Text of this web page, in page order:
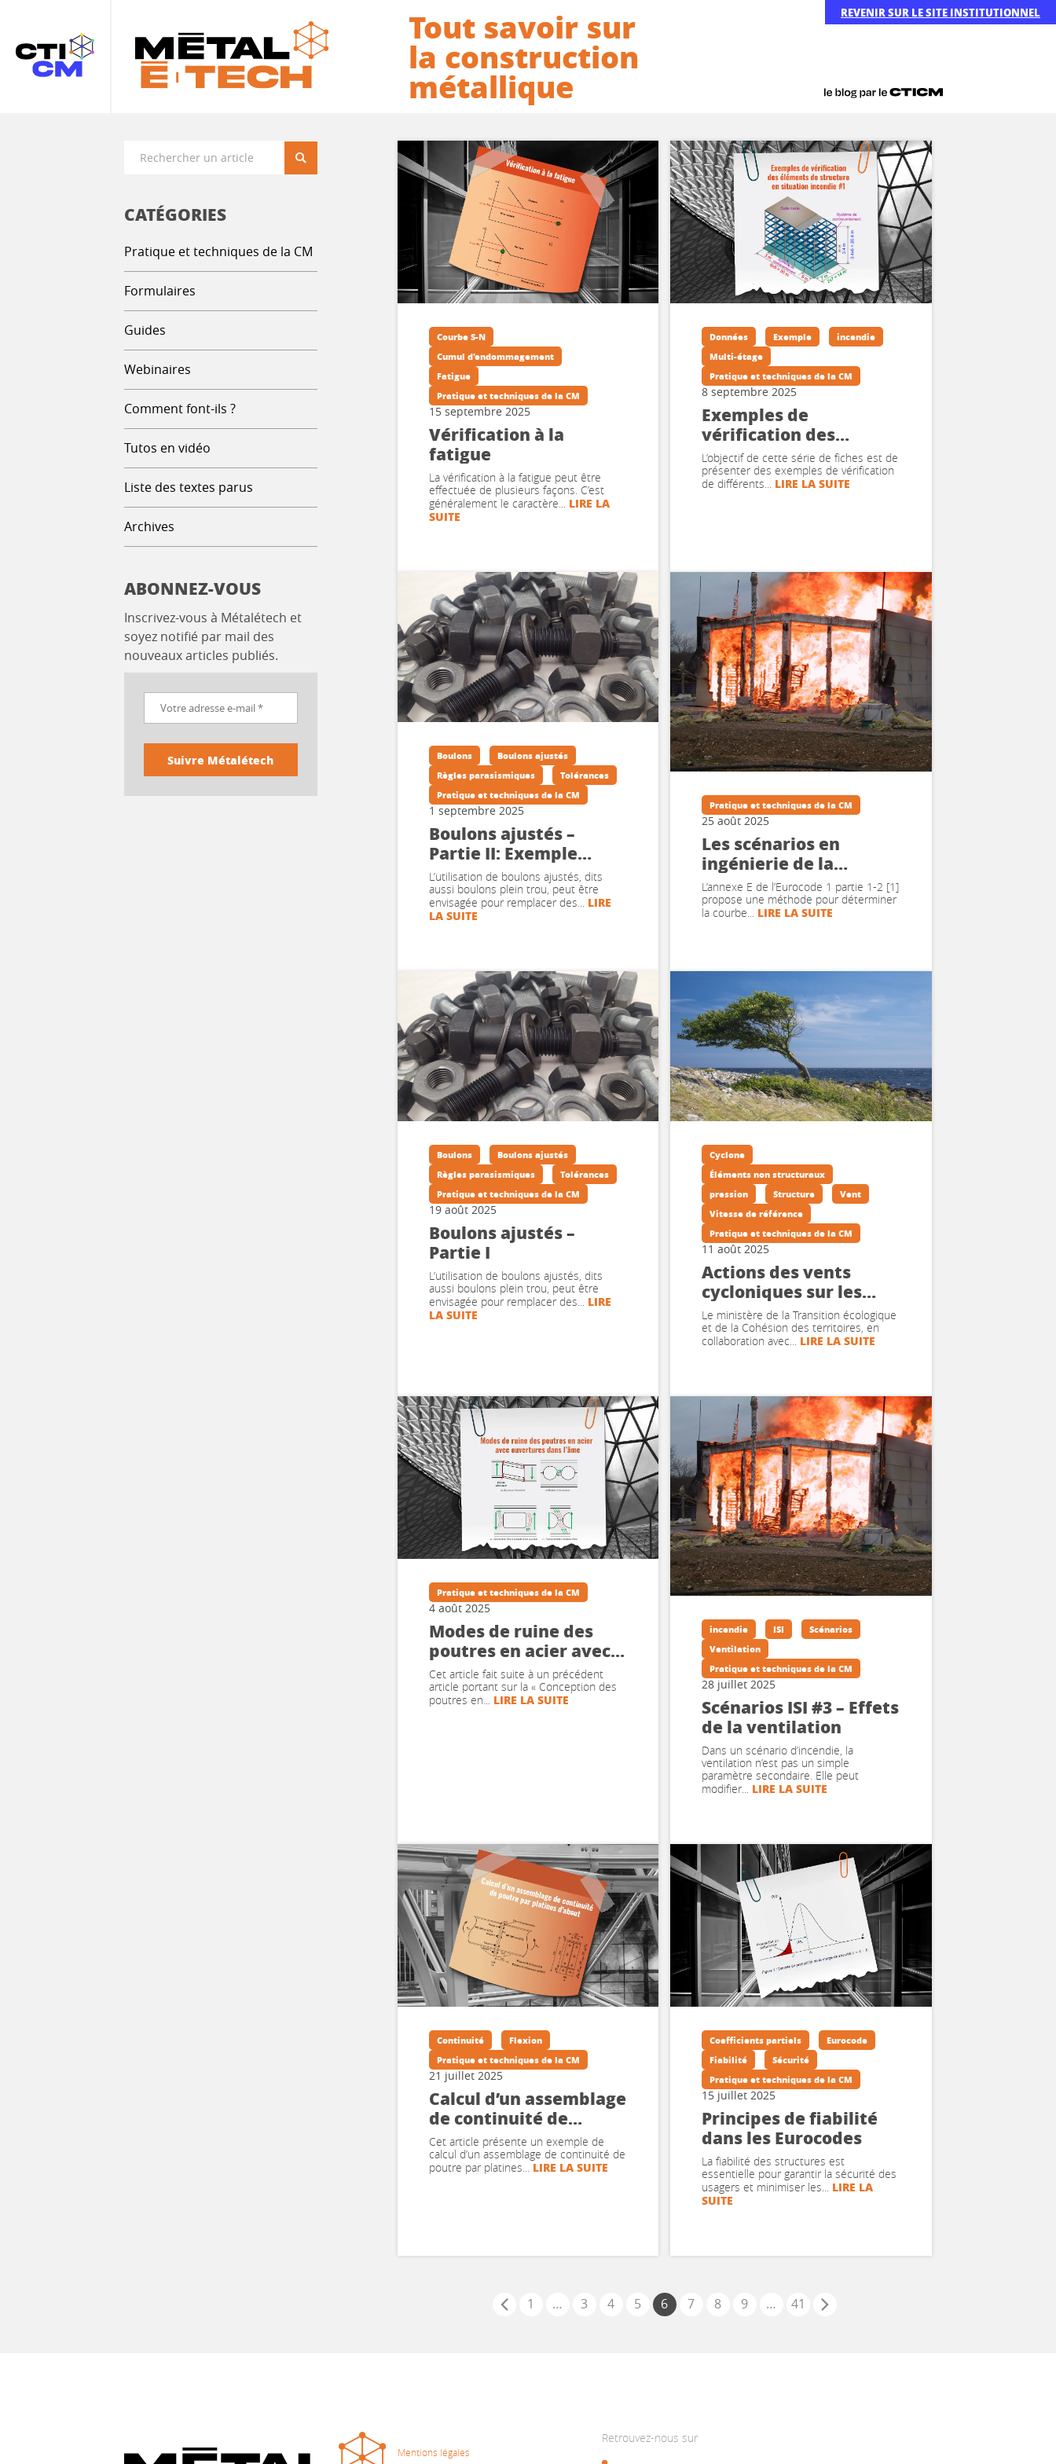
Tout savoir sur
la construction
métallique
REVENIR SUR LE SITE INSTITUTIONNEL
Rechercher
CATÉGORIES
Pratique et techniques de la CM
Formulaires
Guides
Webinaires
Comment font-ils ?
Tutos en vidéo
Liste des textes parus
Archives
ABONNEZ-VOUS
Inscrivez-vous à Métalétech et
soyez notifié par mail des
nouveaux articles publiés.
Courbe S-N
Cumul d'endommagement
Fatigue
Pratique et techniques de la CM
15 septembre 2025
Vérification à la
fatigue
La vérification à la fatigue peut être
effectuée de plusieurs façons. C’est
généralement le caractère... LIRE LA
SUITE
Données Exemple
incendie
Multi-étage
Pratique et techniques de la CM
8 septembre 2025
Exemples de
vérification des
éléments de structure
en situation
incendie #1 – Données
L’objectif de cette série de fiches est de
présenter des exemples de vérification
de différents... LIRE LA SUITE
Boulons
Boulons ajustés
Règles parasismiques
Tolérances
Pratique et techniques de la CM
1 septembre 2025
Boulons ajustés –
Partie II: Exemple
d’application
numérique
L’utilisation de boulons ajustés, dits
aussi boulons plein trou, peut être
envisagée pour remplacer des... LIRE
LA SUITE
Pratique et techniques de la CM
25 août 2025
Les scénarios en
ingénierie de la
sécurité incendie #4 –
exemples d’application
L’annexe E de l’Eurocode 1 partie 1-2 [1]
propose une méthode pour déterminer
la courbe... LIRE LA SUITE
Boulons
Boulons ajustés
Règles parasismiques
Tolérances
Pratique et techniques de la CM
19 août 2025
Boulons ajustés –
Partie I
L’utilisation de boulons ajustés, dits
aussi boulons plein trou, peut être
envisagée pour remplacer des... LIRE
LA SUITE
Cyclone
Éléments non structuraux
pression
Structure
Vent
Vitesse de référence
Pratique et techniques de la CM
11 août 2025
Actions des vents
cycloniques sur les
constructions en
Guadeloupe et en
Martinique
Le ministère de la Transition écologique
et de la Cohésion des territoires, en
collaboration avec... LIRE LA SUITE
Pratique et techniques de la CM
4 août 2025
Modes de ruine des
poutres en acier avec
ouvertures dans l’âme
Cet article fait suite à un précédent
article portant sur la « Conception des
poutres en... LIRE LA SUITE
incendie ISI
Scénarios
Ventilation
Pratique et techniques de la CM
28 juillet 2025
Scénarios ISI #3 – Effets
de la ventilation
Dans un scénario d’incendie, la
ventilation n’est pas un simple
paramètre secondaire. Elle peut
modifier... LIRE LA SUITE
Continuité
Flexion
Pratique et techniques de la CM
21 juillet 2025
Calcul d’un assemblage
de continuité de
poutre par platines
d’about – Partie 1 :
Résistance en flexion
Cet article présente un exemple de
calcul d’un assemblage de continuité de
poutre par platines... LIRE LA SUITE
Coefficients partiels
Eurocode
Fiabilité
Sécurité
Pratique et techniques de la CM
15 juillet 2025
Principes de fiabilité
dans les Eurocodes
La fiabilité des structures est
essentielle pour garantir la sécurité des
usagers et minimiser les... LIRE LA
SUITE
1 … 3 4 5 6 7 8 9 … 41
Mentions légales
Retrouvez-nous sur